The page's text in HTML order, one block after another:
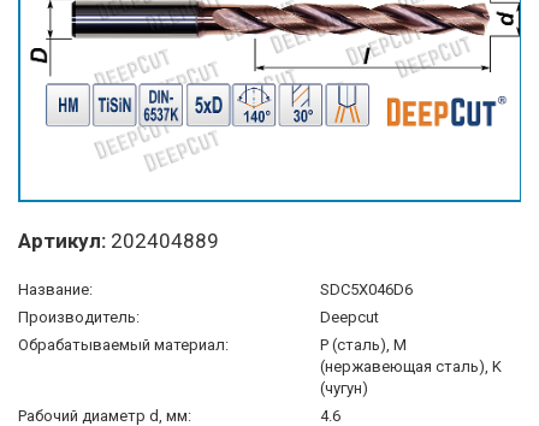
Артикул: 202404889
Название:
SDС5X046D6
Производитель:
Deepcut
Обрабатываемый материал:
P (сталь), M
(нержавеющая сталь), K
(чугун)
Рабочий диаметр d, мм:
4.6